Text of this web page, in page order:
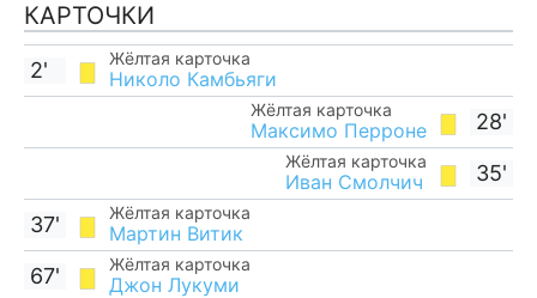
КАРТОЧКИ
Жёлтая карточка
Николо Камбьяги
2'
28'
Жёлтая карточка
Максимо Перроне
35'
Жёлтая карточка
Иван Смолчич
Жёлтая карточка
Мартин Витик
37'
Жёлтая карточка
Джон Лукуми
67'